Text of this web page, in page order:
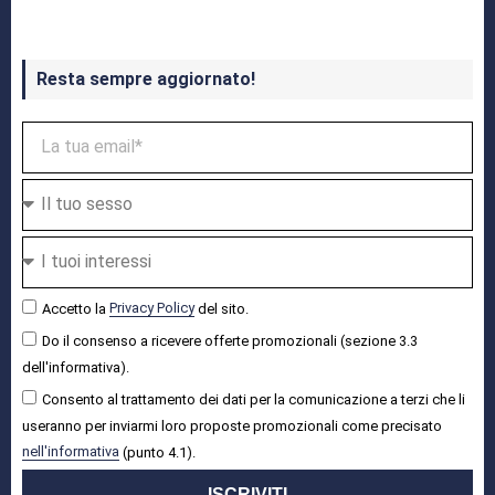
Resta sempre aggiornato!
Accetto la Privacy Policydel sito.
Do il consenso a ricevere offerte promozionali (sezione 3.3
dell'informativa).
Consento al trattamento dei dati per la comunicazione a terzi che li
useranno per inviarmi loro proposte promozionali come precisato
nell'informativa (punto 4.1).